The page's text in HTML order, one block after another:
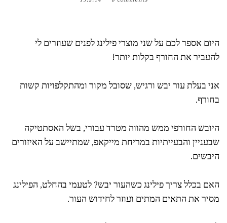
היום אספר לכם על שני מוצרי פילינג לפנים שעוזרים לי
להעביר את החורף בקלות יותר!
אני בעלת עור יבש ורגיש, שסובל מקור ומהתקלפויות קשות
בחורף.
היובש החורפי ממש מהווה מטרד עבורי, בשל האסתטיקה
שבעניין והבעייתיות במריחת מייקאפ, שמתיישב על האיזורים
היבשים.
האם בכלל צריך פילינג כשהעור יבש? לטעמי בהחלט, הפילינג
מסיר את התאים המתים ועוזר לחידוש העור.